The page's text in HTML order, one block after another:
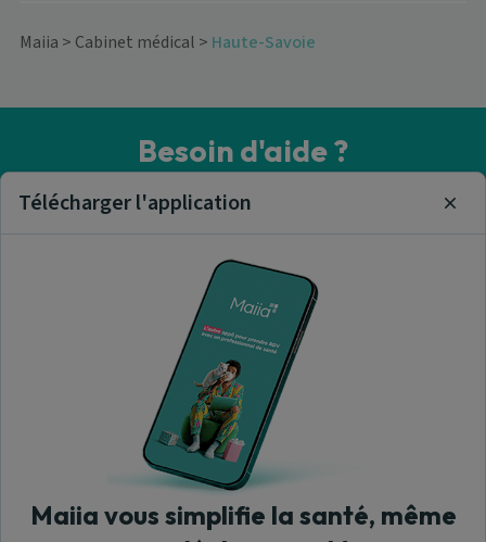
Maiia > Cabinet médical > Haute-Savoie
Besoin d'aide ?
Visitez notre centre de support ou contactez-nous !
Trouver un cabinet médical
A propos de nous
Télécharger l'application
Maiia vous simplifie la santé, même